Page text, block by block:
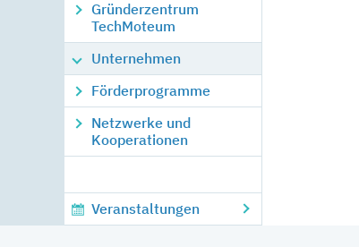
Gründerzentrum
TechMoteum
Unternehmen
Förderprogramme
Netzwerke und
Kooperationen
Veranstaltungen